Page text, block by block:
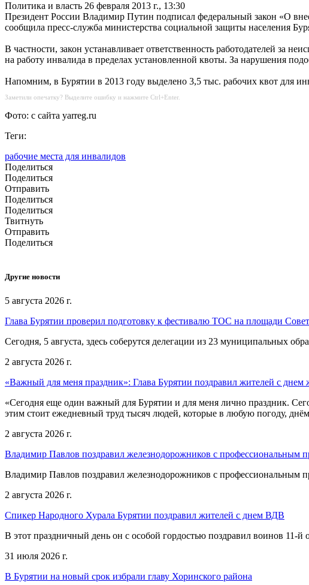
Политика и власть 26 февраля 2013 г., 13:30
Президент России Владимир Путин подписал федеральный закон «О
сообщила пресс-служба министерства социальной защиты населения
В частности, закон устанавливает ответственность работодателей за
на работу инвалида в пределах установленной квоты. За нарушения
Напомним, в Бурятии в 2013 году выделено 3,5 тыс. рабочих квот для
Заметили опечатку? Выделите ошибку и нажмите Ctrl+Enter.
Фото: с сайта yarreg.ru
Теги:
рабочие места для инвалидов
Поделиться
Поделиться
Отправить
Поделиться
Поделиться
Твитнуть
Отправить
Поделиться
Другие новости
5 августа 2026 г.
Глава Бурятии проверил подготовку к фестивалю ТОС на площади
Сегодня, 5 августа, здесь соберутся делегации из 23 муниципальных
2 августа 2026 г.
«Важный для меня праздник»: Глава Бурятии поздравил жителей с днем
«Сегодня еще один важный для Бурятии и для меня лично праздник.
этим стоит ежедневный труд тысяч людей, которые в любую погоду,
2 августа 2026 г.
Владимир Павлов поздравил железнодорожников с профессиональным
Владимир Павлов поздравил железнодорожников с профессиональным
2 августа 2026 г.
Спикер Народного Хурала Бурятии поздравил жителей с днем ВДВ
В этот праздничный день он с особой гордостью поздравил воинов 11-
31 июля 2026 г.
В Бурятии на новый срок избрали главу Хоринского района